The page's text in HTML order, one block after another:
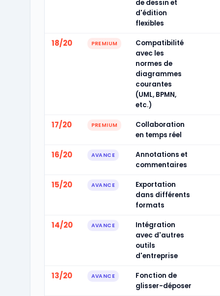
de dessin et
d'édition
flexibles
18/20 PREMIUM
Compatibilité
avec les
normes de
diagrammes
courantes
(UML, BPMN,
etc.)
17/20 PREMIUM
Collaboration
en temps réel
16/20 AVANCE
Annotations et
commentaires
15/20 AVANCE
Exportation
dans différents
formats
14/20 AVANCE
Intégration
avec d'autres
outils
d'entreprise
13/20 AVANCE
Fonction de
glisser-déposer